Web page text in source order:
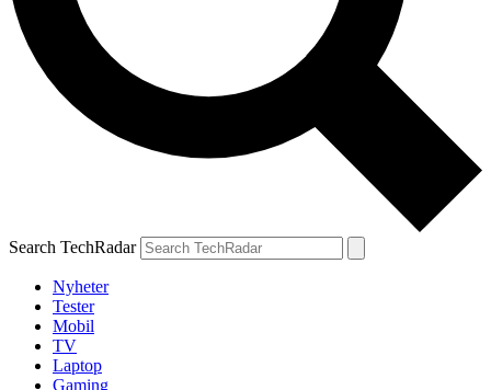
Search TechRadar
Nyheter
Tester
Mobil
TV
Laptop
Gaming